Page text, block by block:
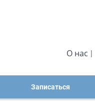
О нас
Записаться